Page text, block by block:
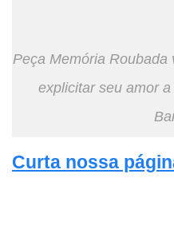
Peça Memória
explicitar seu amor
Curta nossa